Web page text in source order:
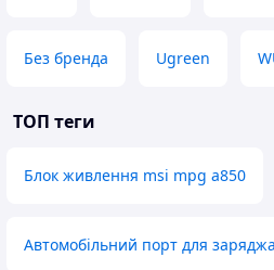
Без бренда Ugreen
ТОП теги
Блок живлення msi mpg a850
Автомобільний порт для